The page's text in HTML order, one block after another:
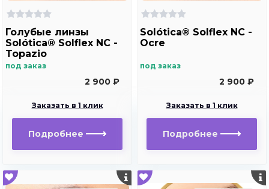
Голубые линзы
Solótica® Solflex NC -
Topazio
под заказ
2 900 ₽
Заказать в 1 клик
Подробнее
Solótica® Solflex NC -
Ocre
под заказ
2 900 ₽
Заказать в 1 клик
Подробнее